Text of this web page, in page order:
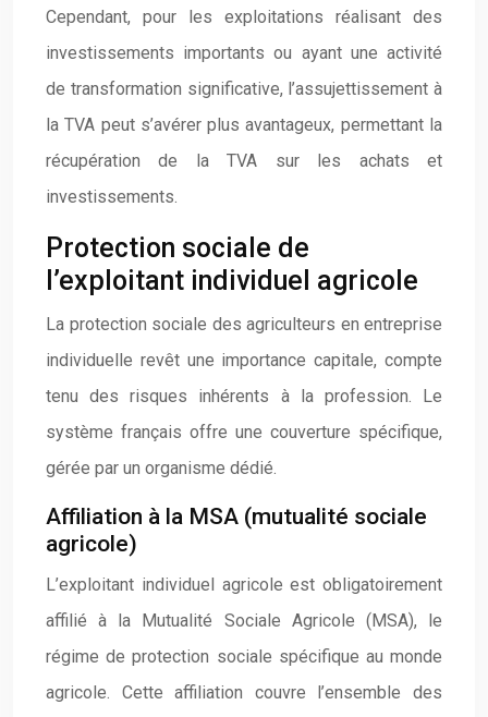
Cependant, pour les exploitations réalisant des
investissements importants ou ayant une activité
de transformation significative, l’assujettissement à
la TVA peut s’avérer plus avantageux, permettant la
récupération de la TVA sur les achats et
investissements.
Protection sociale de
l’exploitant individuel agricole
La protection sociale des agriculteurs en entreprise
individuelle revêt une importance capitale, compte
tenu des risques inhérents à la profession. Le
système français offre une couverture spécifique,
gérée par un organisme dédié.
Affiliation à la MSA (mutualité sociale
agricole)
L’exploitant individuel agricole est obligatoirement
affilié à la Mutualité Sociale Agricole (MSA), le
régime de protection sociale spécifique au monde
agricole. Cette affiliation couvre l’ensemble des